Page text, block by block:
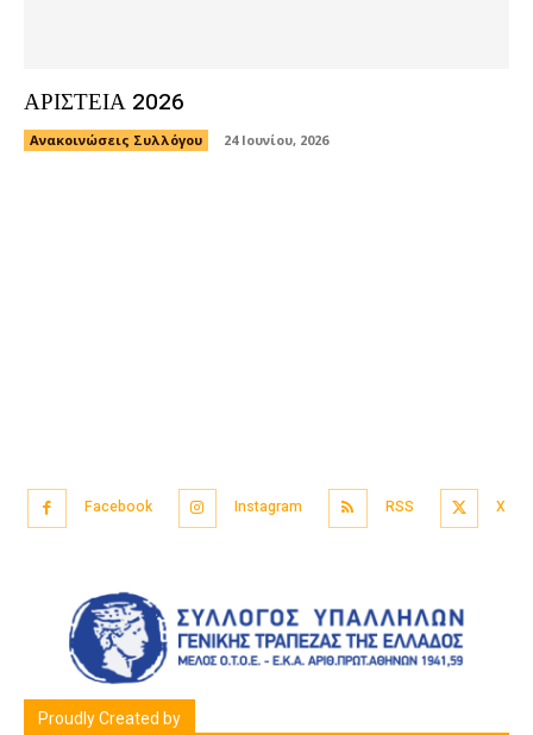
ΑΡΙΣΤΕΙΑ 2026
Ανακοινώσεις Συλλόγου 24 Ιουνίου, 2026
Facebook Instagram RSS X
Proudly Created by